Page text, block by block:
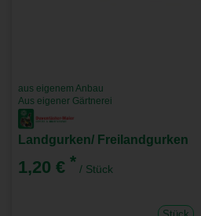
aus eigenem Anbau
Aus eigener Gärtnerei
Landgurken/ Freilandgurken
1,20 € * / Stück